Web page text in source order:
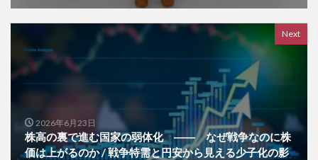
Next
2026年6月23日
株高の裏で進む国家の弱体化 ―― なぜ戦争なのに株
価は上がるのか / 戦争特需と円安から見える少子化の影